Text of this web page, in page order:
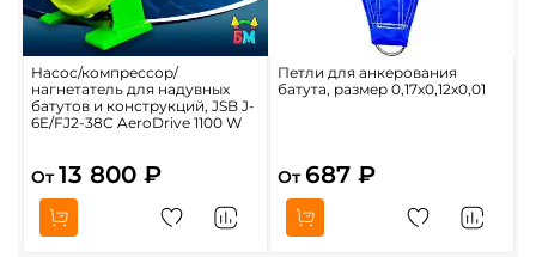
Насос/компрессор/
нагнетатель для надувных
батутов и конструкций, JSB J-
6E/FJ2-38C AeroDrive 1100 W
От 13 800 ₽
Петли для анкерования
батута, размер 0,17x0,12x0,01
От 687 ₽